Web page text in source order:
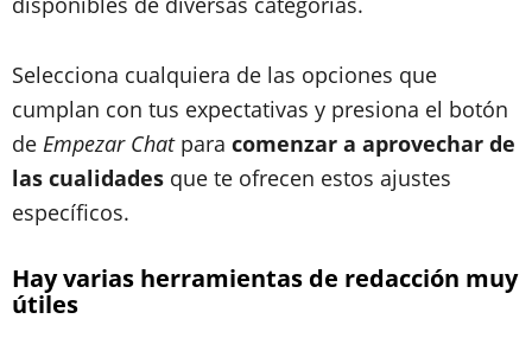
Selecciona cualquiera de las opciones que
cumplan con tus expectativas y presiona el botón
de Empezar Chat para comenzar a aprovechar de
las cualidades que te ofrecen estos ajustes
específicos.
Hay varias herramientas de redacción muy
útiles